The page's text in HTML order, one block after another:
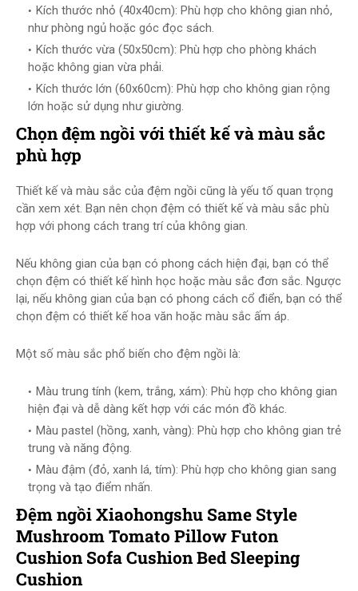
Kích thước nhỏ (40x40cm): Phù hợp cho không gian nhỏ,
như phòng ngủ hoặc góc đọc sách.
Kích thước vừa (50x50cm): Phù hợp cho phòng khách
hoặc không gian vừa phải.
Kích thước lớn (60x60cm): Phù hợp cho không gian rộng
lớn hoặc sử dụng như giường.
Chọn đệm ngồi với thiết kế và màu sắc
phù hợp
Thiết kế và màu sắc của đệm ngồi cũng là yếu tố quan trọng
cần xem xét. Bạn nên chọn đệm có thiết kế và màu sắc phù
hợp với phong cách trang trí của không gian.
Nếu không gian của bạn có phong cách hiện đại, bạn có thể
chọn đệm có thiết kế hình học hoặc màu sắc đơn sắc. Ngược
lại, nếu không gian của bạn có phong cách cổ điển, bạn có thể
chọn đệm có thiết kế hoa văn hoặc màu sắc ấm áp.
Một số màu sắc phổ biến cho đệm ngồi là:
Màu trung tính (kem, trắng, xám): Phù hợp cho không gian
hiện đại và dễ dàng kết hợp với các món đồ khác.
Màu pastel (hồng, xanh, vàng): Phù hợp cho không gian trẻ
trung và năng động.
Màu đậm (đỏ, xanh lá, tím): Phù hợp cho không gian sang
trọng và tạo điểm nhấn.
Đệm ngồi Xiaohongshu Same Style
Mushroom Tomato Pillow Futon
Cushion Sofa Cushion Bed Sleeping
Cushion